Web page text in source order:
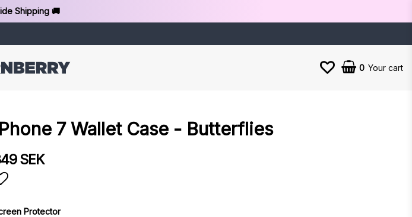
Shipping 🚚
0 Your cart
7 Wallet Case - Butterflies
SEK
Protector